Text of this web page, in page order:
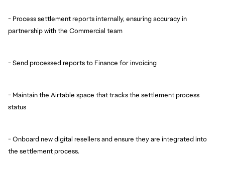
- Process settlement reports internally, ensuring accuracy in
partnership with the Commercial team
- Send processed reports to Finance for invoicing
- Maintain the Airtable space that tracks the settlement process
status
- Onboard new digital resellers and ensure they are integrated into
the settlement process.